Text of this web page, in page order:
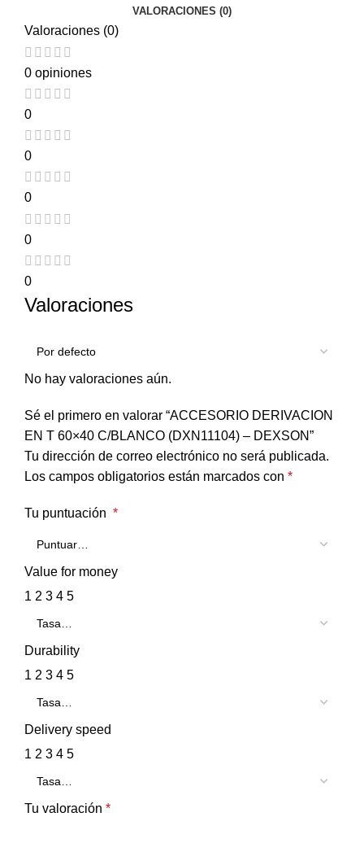
VALORACIONES (0)
Valoraciones (0)
0 opiniones
0
0
0
0
0
Valoraciones
No hay valoraciones aún.
Sé el primero en valorar “ACCESORIO DERIVACION
EN T 60×40 C/BLANCO (DXN11104) – DEXSON”
Tu dirección de correo electrónico no será publicada.
Los campos obligatorios están marcados con *
Tu puntuación *
Value for money
1 2 3 4 5
Durability
1 2 3 4 5
Delivery speed
1 2 3 4 5
Tu valoración *